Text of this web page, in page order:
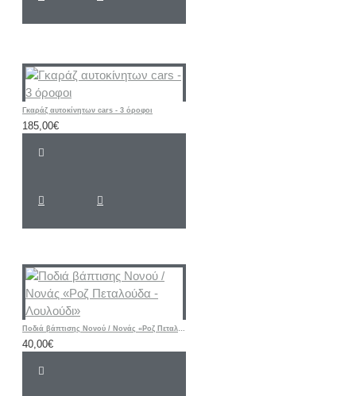
Γκαράζ αυτοκίνητων cars - 3 όροφοι
185,00€
Ποδιά βάπτισης Νονού / Νονάς «Ροζ Πεταλούδα - Λουλούδι»
40,00€